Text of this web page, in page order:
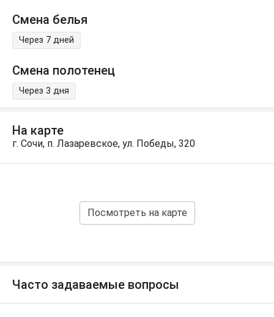
Смена белья
Через 7 дней
Смена полотенец
Через 3 дня
На карте
г. Сочи, п. Лазаревское, ул. Победы, 320
Посмотреть на карте
Часто задаваемые вопросы